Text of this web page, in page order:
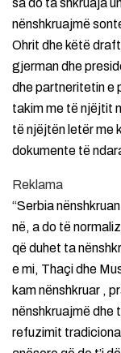
sa do ta shkruaja
nënshkruajmë
Ohrit dhe këtë
gjerman dhe
dhe partneritetin e
takim me të njëjtit
të njëjtën letër me
dokumente të
Reklama
“Serbia
në, a do të
që duhet ta
e mi, Thaçi dhe
kam nënshkruar ,
nënshkruajmë dhe
refuzimit